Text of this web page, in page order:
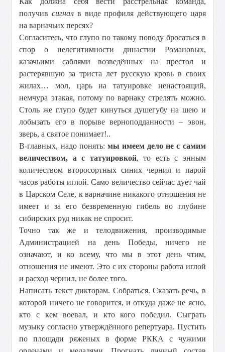
получивсигнал в виде профиля действующего царя
на варначьих персях?
Согласитесь, что глупо по такому поводу бросаться в
спор о нелегитимности династии Романовых,
казачьими саблями возведённых на престол и
растерявшую за триста лет русскую кровь в своих
жилах… мол, царь на татуировке ненастоящий,
немчура этакая, потому по варнаку стрелять можно.
Столь же глупо будет кинуться душегубу на шею и
лобызать его в порыве верноподданности – эвон,
зверь, а святое понимает!..
В-главных, надо понять: мы имеем дело не с самим
величеством, а с татуировкой, то есть с энным
количеством второсортных синих чернил и парой
часов работы иглой. Само величество сейчас дует чай
в Царском Селе, к варначине никакого отношения не
имеет и за его безвременную гибель во глубине
сибирских руд никак не спросит.
Точно так же и телодвижения, производимые
Администрацией на день Победы, ничего не
означают, и ко всему, что мы в этот день чтим,
отношения не имеют. Это с их стороны работа иглой
и расход чернил, не более того.
Написать текст дикторам. Собраться. Сказать речь, в
которой ничего не говорится, и откуда даже не ясно,
кто с кем воевал, и кто кого победил. Сыграть
музыку согласно утверждённого репертуара. Пустить
по площади ряженых в форме РККА с чужими